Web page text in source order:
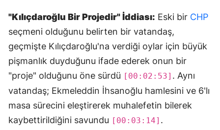
"Kılıçdaroğlu Bir Projedir" İddiası: Eski bir CHP
seçmeni olduğunu belirten bir vatandaş,
geçmişte Kılıçdaroğlu'na verdiği oylar için büyük
pişmanlık duyduğunu ifade ederek onun bir
"proje" olduğunu öne sürdü [00:02:53] . Aynı
vatandaş; Ekmeleddin İhsanoğlu hamlesini ve 6'lı
masa sürecini eleştirerek muhalefetin bilerek
kaybettirildiğini savundu [00:03:14] .